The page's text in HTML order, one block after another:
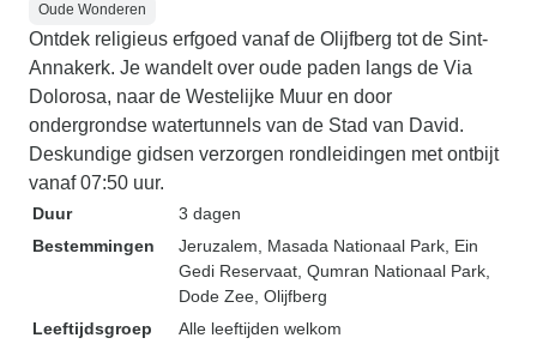
Oude Wonderen
Ontdek religieus erfgoed vanaf de Olijfberg tot de Sint-
Annakerk. Je wandelt over oude paden langs de Via
Dolorosa, naar de Westelijke Muur en door
ondergrondse watertunnels van de Stad van David.
Deskundige gidsen verzorgen rondleidingen met ontbijt
vanaf 07:50 uur.
Duur
3 dagen
Bestemmingen
Jeruzalem , Masada Nationaal Park , Ein
Gedi Reservaat , Qumran Nationaal Park
Dode Zee , Olijfberg
Leeftijdsgroep
Alle leeftijden welkom